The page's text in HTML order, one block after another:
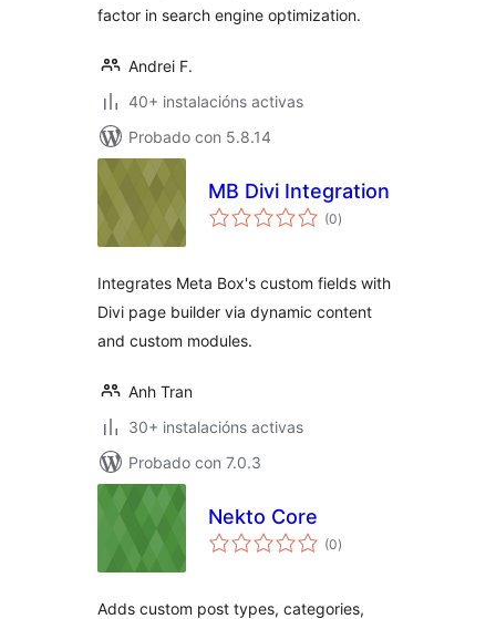
factor in search engine optimization.
Andrei F.
40+ instalacións activas
Probado con 5.8.14
MB Divi Integration
(0valoracións
totais
)
Integrates Meta Box's custom fields with
Divi page builder via dynamic content
and custom modules.
Anh Tran
30+ instalacións activas
Probado con 7.0.3
Nekto Core
(0valoracións
totais
)
Adds custom post types, categories,